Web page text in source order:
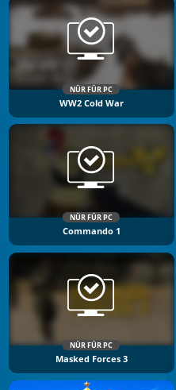
NÜR FÜR PC
WW2 Cold War
NÜR FÜR PC
Commando 1
NÜR FÜR PC
Masked Forces 3